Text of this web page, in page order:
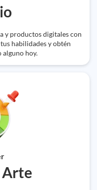
y productos digitales con
habilidades y obtén
hoy.
Arte